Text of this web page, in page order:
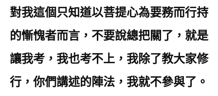
對我這個只知道以菩提心為要務而行持
的慚愧者而言，不要說總把關了，就是
讓我考，我也考不上，我除了教大家修
行，你們講述的陣法，我就不參與了。